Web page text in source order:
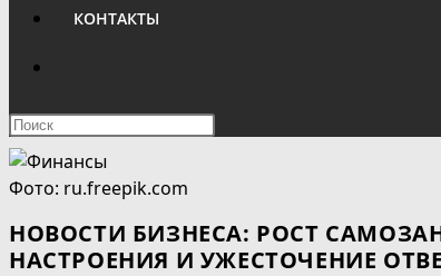
КОНТАКТЫ
ПОИСК
ПО
САЙТУ
Нажмите
закрыть
панель
Фото: ru.freepik.com
НОВОСТИ БИЗНЕСА: РОСТ
НАСТРОЕНИЯ И УЖЕСТОЧЕНИЕ